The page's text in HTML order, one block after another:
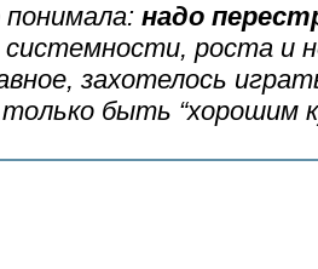
надо
роста и
захотелось
быть “хорошим